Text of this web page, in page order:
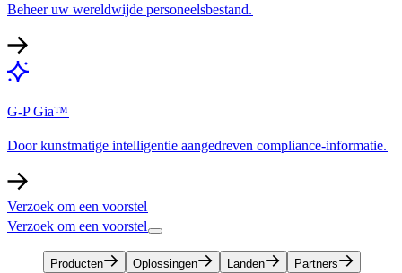
Beheer uw wereldwijde personeelsbestand.​​
G-P Gia™​​
Door kunstmatige intelligentie aangedreven compliance-informatie.​​
Verzoek om een voorstel​​
Verzoek om een voorstel​​
Producten​​ Oplossingen​​ Landen​​
Partners​​